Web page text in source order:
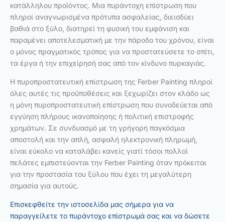
κατάλληλου προϊόντος. Μια πυράντοχη επίστρωση που
πληροί αναγνωρισμένα πρότυπα ασφαλείας, διεισδύει
βαθιά στο ξύλο, διατηρεί τη φυσική του εμφάνιση και
παραμένει αποτελεσματική με την πάροδο του χρόνου, είναι
ο μόνος πραγματικός τρόπος για να προστατεύσετε το σπίτι,
τα έργα ή την επιχείρησή σας από τον κίνδυνο πυρκαγιάς.
Η πυροπροστατευτική επίστρωση της Ferber Painting πληροί
όλες αυτές τις προϋποθέσεις και ξεχωρίζει στον κλάδο ως
η μόνη πυροπροστατευτική επίστρωση που συνοδεύεται από
εγγύηση πλήρους ικανοποίησης ή πολιτική επιστροφής
χρημάτων. Σε συνδυασμό με τη γρήγορη παγκόσμια
αποστολή και την απλή, ασφαλή ηλεκτρονική πληρωμή,
είναι εύκολο να καταλάβει κανείς γιατί τόσοι πολλοί
πελάτες εμπιστεύονται την Ferber Painting όταν πρόκειται
για την προστασία του ξύλου που έχει τη μεγαλύτερη
σημασία για αυτούς.
Επισκεφθείτε την ιστοσελίδα μας σήμερα για να
παραγγείλετε το πυράντοχο επίστρωμά σας και να δώσετε